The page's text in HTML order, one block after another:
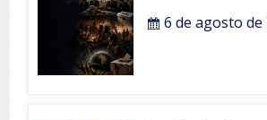
6 de agosto de